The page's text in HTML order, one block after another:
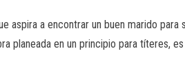
aspira a encontrar un buen marido para
planeada en un principio para títeres,